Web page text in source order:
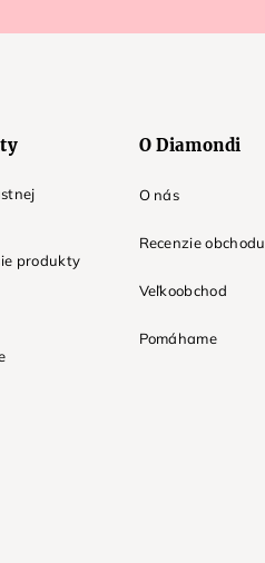
produkty
O Diamondi
O nás
Recenzie obchodu
Veľkoobchod
Pomáhame